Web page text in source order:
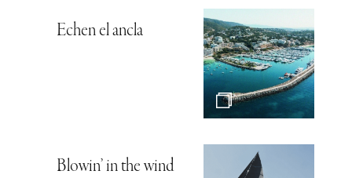
Echen el ancla
Blowin’ in the wind